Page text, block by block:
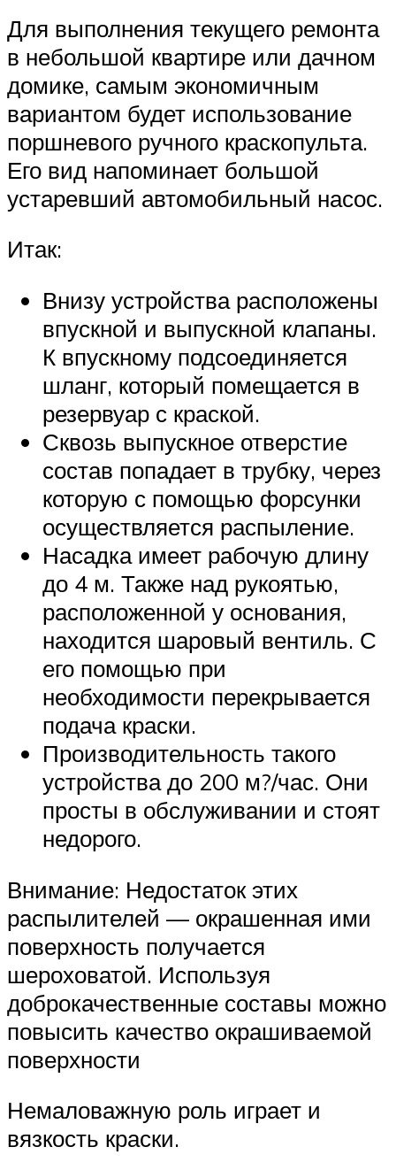
Для выполнения текущего ремонта
в небольшой квартире или дачном
домике, самым экономичным
вариантом будет использование
поршневого ручного краскопульта.
Его вид напоминает большой
устаревший автомобильный насос.
Итак:
Внизу устройства расположены
впускной и выпускной клапаны.
К впускному подсоединяется
шланг, который помещается в
резервуар с краской.
Сквозь выпускное отверстие
состав попадает в трубку, через
которую с помощью форсунки
осуществляется распыление.
Насадка имеет рабочую длину
до 4 м. Также над рукоятью,
расположенной у основания,
находится шаровый вентиль. С
его помощью при
необходимости перекрывается
подача краски.
Производительность такого
устройства до 200 м?/час. Они
просты в обслуживании и стоят
недорого.
Внимание: Недостаток этих
распылителей — окрашенная ими
поверхность получается
шероховатой. Используя
доброкачественные составы можно
повысить качество окрашиваемой
поверхности
Немаловажную роль играет и
вязкость краски.